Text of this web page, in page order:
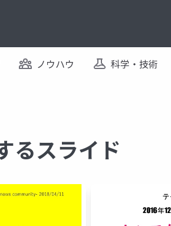
ノウハウ 科学・技術
るスライド